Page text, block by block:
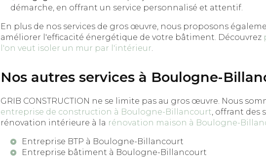
démarche, en offrant un service personnalisé et attentif.
En plus de nos services de gros œuvre, nous proposons
améliorer l'efficacité énergétique de votre bâtiment. Découvrez
l'on veut isoler un mur par l'intérieur.
Nos autres services à Boulogne-
GRIB CONSTRUCTION ne se limite pas au gros œuvre. Nous
entreprise de construction à Boulogne-Billancourt, offrant des
rénovation intérieure à la rénovation maison à Boulogne-
Entreprise BTP à Boulogne-Billancourt
Entreprise bâtiment à Boulogne-Billancourt